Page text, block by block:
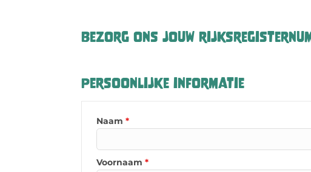
Bezorg ons jouw
Persoonlijke informatie
Naam *
Voornaam *